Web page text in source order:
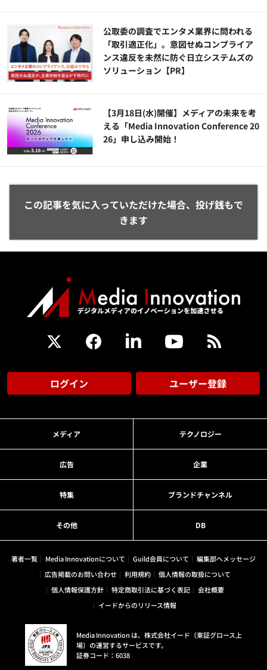
公​​取委の調査でエンタメ業界に問われる
「取引適正化」。意図せぬコンプライア
ンス違反を未然に防ぐ日立システムズの
ソリューション​【PR】
【3月18日(水)開催】メディアの未来を考
える「Media Innovation Conference 20
26」申し込み開始！
この記事を気に入っていただけた場合、投げ銭もで
きます
ログイン ユーザー登録
メディア テクノロジー
広告 企業
特集 ブランドチャンネル
その他 DB
著者一覧 Media Innovationについて Guild会員について
編集部へメッセージ
広告掲載のお問い合わせ
利用規約
個人情報の取扱について
個人情報保護方針
特定商取引法に基づく表記
会社概要
イードからのリリース情報
Media Innovation は、株式会社イード（東証グロース上
場）の運営するサービスです。
証券コード：6038